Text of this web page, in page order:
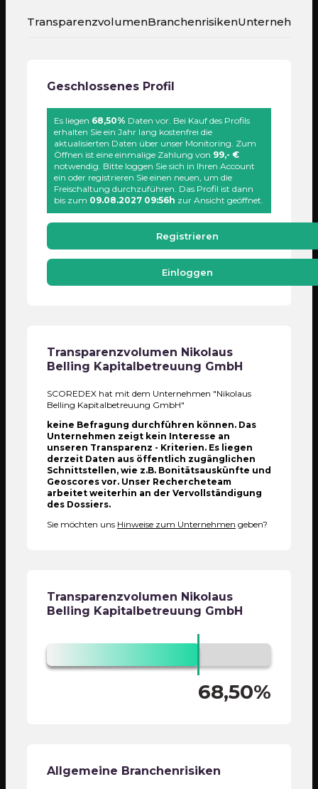
TransparenzvolumenBranchenrisiken
Geschlossenes Profil
Es liegen 68,50% Daten vor. Bei Kauf des Profils
erhalten Sie ein Jahr lang kostenfrei die
aktualisierten Daten über unser Monitoring. Zum
Öffnen ist eine einmalige Zahlung von 99,- €
notwendig. Bitte loggen Sie sich in Ihren Account
ein oder registrieren Sie einen neuen, um die
Freischaltung durchzuführen. Das Profil ist dann
bis zum 09.08.2027 09:56h zur Ansicht geöffnet.
Registrieren
Einloggen
Transparenzvolumen Nikolaus
Belling Kapitalbetreuung GmbH
SCOREDEX hat mit dem Unternehmen "Nikolaus
Belling Kapitalbetreuung GmbH"
keine Befragung durchführen können. Das
Unternehmen zeigt kein Interesse an
unseren Transparenz - Kriterien. Es liegen
derzeit Daten aus öffentlich zugänglichen
Schnittstellen, wie z.B. Bonitätsauskünfte und
Geoscores vor. Unser Rechercheteam
arbeitet weiterhin an der Vervollständigung
des Dossiers.
Sie möchten uns Hinweise zum Unternehmen geben?
Transparenzvolumen Nikolaus
Belling Kapitalbetreuung GmbH
68,50%
Allgemeine Branchenrisiken